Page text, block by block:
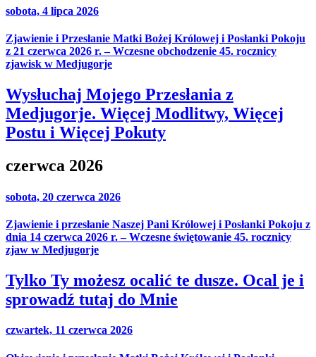
sobota, 4 lipca 2026
Zjawienie i Przesłanie Matki Bożej Królowej i Posłanki Pokoju
z 21 czerwca 2026 r. – Wczesne obchodzenie 45. rocznicy
zjawisk w Medjugorje
Wysłuchaj Mojego Przesłania z
Medjugorje. Więcej Modlitwy, Więcej
Postu i Więcej Pokuty
czerwca 2026
sobota, 20 czerwca 2026
Zjawienie i przesłanie Naszej Pani Królowej i Posłanki Pokoju z
dnia 14 czerwca 2026 r. – Wczesne świętowanie 45. rocznicy
zjaw w Medjugorje
Tylko Ty możesz ocalić te dusze. Ocal je i
sprowadź tutaj do Mnie
czwartek, 11 czerwca 2026